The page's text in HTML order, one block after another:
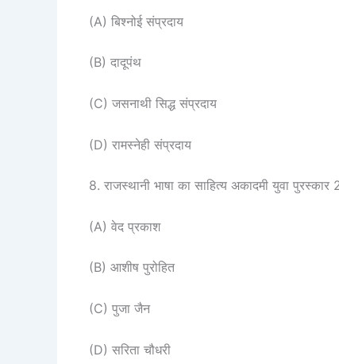
(A) बिश्नोई संप्रदाय
(B) दादूपंथ
(C) जसनाथी सिद्ध संप्रदाय
(D) रामस्नेही संप्रदाय
8. राजस्थानी भाषा का साहित्य अकादमी युवा
(A) वेद प्रकाश
(B) आशीष पुरोहित
(C) पुजा जैन
(D) सरिता चौधरी